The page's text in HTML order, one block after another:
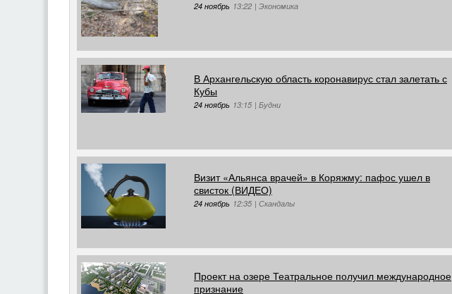
24 ноябрь 13:22 | Экономика
В Архангельскую область коронавирус стал залетать с
Кубы
24 ноябрь 13:15 | Будни
Визит «Альянса врачей» в Коряжму: пафос ушел в
свисток (ВИДЕО)
24 ноябрь 12:35 | Скандалы
Проект на озере Театральное получил международное
признание